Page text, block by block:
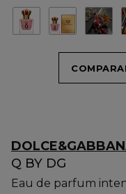
Q BY DG
Eau de parfum